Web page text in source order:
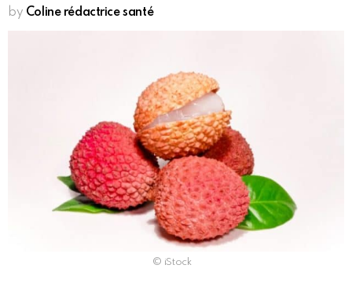
by Coline rédactrice santé
© iStock